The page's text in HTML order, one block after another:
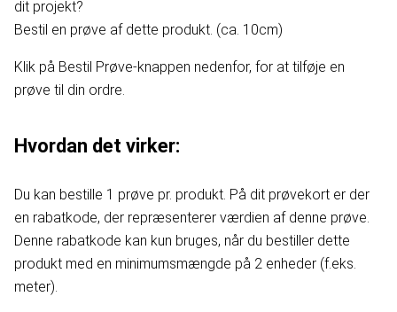
dit projekt?
Bestil en prøve af dette produkt. (ca. 10cm)
Klik på Bestil Prøve-knappen nedenfor, for at tilføje en
prøve til din ordre.
Hvordan det virker:
Du kan bestille 1 prøve pr. produkt. På dit prøvekort er der
en rabatkode, der repræsenterer værdien af denne prøve.
Denne rabatkode kan kun bruges, når du bestiller dette
produkt med en minimumsmængde på 2 enheder (f.eks.
meter).